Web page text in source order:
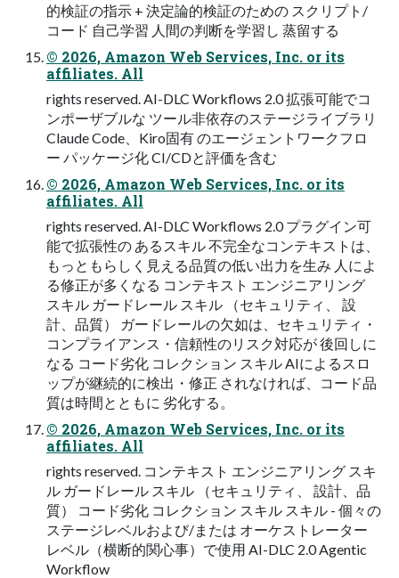
的検証の指⽰ + 決定論的検証のための スクリプト/
コード ⾃⼰学習 ⼈間の判断を学習し 蒸留する
© 2026, Amazon Web Services, Inc. or its
affiliates. All
rights reserved. AI-DLC Workflows 2.0 拡張可能でコ
ンポーザブルな ツール⾮依存のステージライブラリ
Claude Code、Kiro固有 のエージェントワークフロ
ー パッケージ化 CI/CDと評価を含む
© 2026, Amazon Web Services, Inc. or its
affiliates. All
rights reserved. AI-DLC Workflows 2.0 プラグイン可
能で拡張性の あるスキル 不完全なコンテキストは、
もっともらしく⾒える品質の低い出⼒を⽣み ⼈によ
る修正が多くなる コンテキスト エンジニアリング
スキル ガードレール スキル （セキュリティ、 設
計、品質） ガードレールの⽋如は、セキュリティ・
コンプライアンス・信頼性のリスク対応が 後回しに
なる コード劣化 コレクション スキル AIによるスロ
ップが継続的に検出・修正 されなければ、コード品
質は時間とともに 劣化する。
© 2026, Amazon Web Services, Inc. or its
affiliates. All
rights reserved. コンテキスト エンジニアリング スキ
ル ガードレール スキル （セキュリティ、 設計、品
質） コード劣化 コレクション スキル スキル - 個々の
ステージレベルおよび/または オーケストレーター
レベル（横断的関⼼事）で使⽤ AI-DLC 2.0 Agentic
Workflow